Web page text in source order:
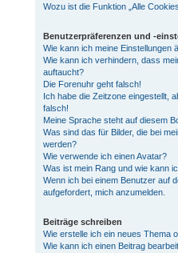
Wozu ist die Funktion „Alle
Benutzerpräferenzen und -
Wie kann ich meine Einstellungen
Wie kann ich verhindern, dass
auftaucht?
Die Forenuhr geht falsch!
Ich habe die Zeitzone eingestellt,
falsch!
Meine Sprache steht auf diesem
Was sind das für Bilder, die bei
werden?
Wie verwende ich einen Avatar?
Was ist mein Rang und wie kann
Wenn ich bei einem Benutzer auf
aufgefordert, mich anzumelden.
Beiträge schreiben
Wie erstelle ich ein neues Thema
Wie kann ich einen Beitrag